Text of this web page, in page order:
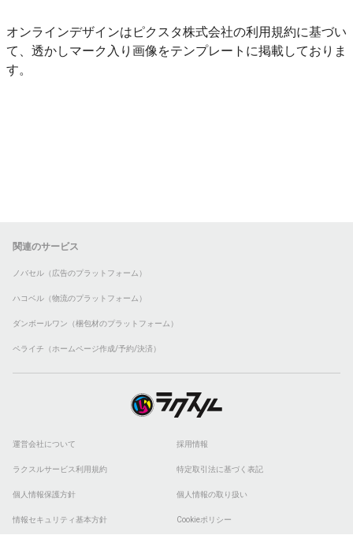
オンラインデザインはピクスタ株式会社の利用規約に基づい
て、透かしマーク入り画像をテンプレートに掲載しておりま
す。
関連のサービス
ノバセル（広告のプラットフォーム）
ハコベル（物流のプラットフォーム）
ダンボールワン（梱包材のプラットフォーム）
ペライチ（ホームページ作成/予約/決済）
運営会社について 採用情報
ラクスルサービス利用規約 特定取引法に基づく表記
個人情報保護方針 個人情報の取り扱い
情報セキュリティ基本方針 Cookieポリシー